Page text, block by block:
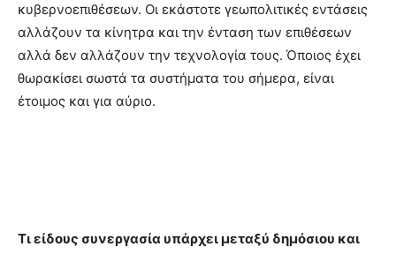
κυβερνοεπιθέσεων. Οι εκάστοτε γεωπολιτικές εντάσεις
αλλάζουν τα κίνητρα και την ένταση των επιθέσεων
αλλά δεν αλλάζουν την τεχνολογία τους. Όποιος έχει
θωρακίσει σωστά τα συστήματα του σήμερα, είναι
έτοιμος και για αύριο.
Τι είδους συνεργασία υπάρχει μεταξύ δημόσιου και